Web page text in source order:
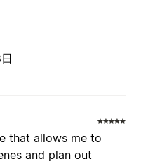
that allows me to
and plan out